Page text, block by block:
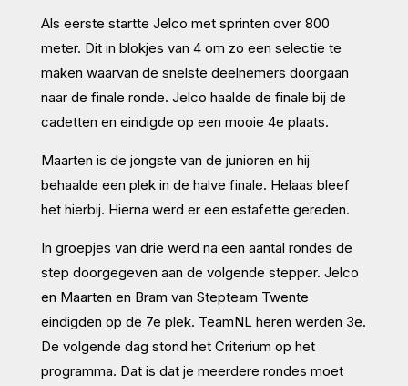
Als eerste startte Jelco met sprinten over 800
meter. Dit in blokjes van 4 om zo een selectie te
maken waarvan de snelste deelnemers doorgaan
naar de finale ronde. Jelco haalde de finale bij de
cadetten en eindigde op een mooie 4e plaats.
Maarten is de jongste van de junioren en hij
behaalde een plek in de halve finale. Helaas bleef
het hierbij. Hierna werd er een estafette gereden.
In groepjes van drie werd na een aantal rondes de
step doorgegeven aan de volgende stepper. Jelco
en Maarten en Bram van Stepteam Twente
eindigden op de 7e plek. TeamNL heren werden 3e.
De volgende dag stond het Criterium op het
programma. Dat is dat je meerdere rondes moet